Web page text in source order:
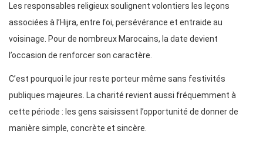
Les responsables religieux soulignent volontiers les leçons
associées à l’Hijra, entre foi, persévérance et entraide au
voisinage. Pour de nombreux Marocains, la date devient
l’occasion de renforcer son caractère.
C’est pourquoi le jour reste porteur même sans festivités
publiques majeures. La charité revient aussi fréquemment à
cette période : les gens saisissent l’opportunité de donner de
manière simple, concrète et sincère.